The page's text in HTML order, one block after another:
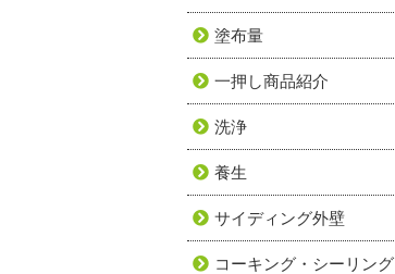
塗布量
一押し商品紹介
洗浄
養生
サイディング外壁
コーキング・シーリング